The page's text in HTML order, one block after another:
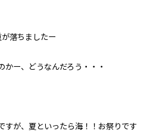
落ちましたー
ー、どうなんだろう・・・
すが、夏といったら海！！お祭りです